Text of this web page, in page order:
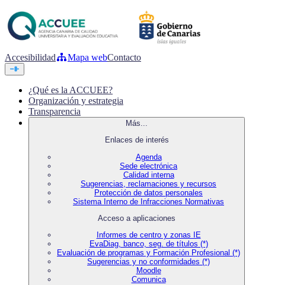
Accesibilidad Mapa webContacto
¿Qué es la ACCUEE?
Organización y estrategia
Transparencia
Más...
Enlaces de interés
Agenda
Sede electrónica
Calidad interna
Sugerencias, reclamaciones y recursos
Protección de datos personales
Sistema Interno de Infracciones Normativas
Acceso a aplicaciones
Informes de centro y zonas IE
EvaDiag, banco, seg. de títulos (*)
Evaluación de programas y Formación Profesional (*)
Sugerencias y no conformidades (*)
Moodle
Comunica